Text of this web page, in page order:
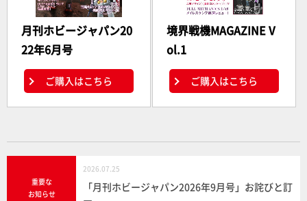
月刊ホビージャパン20
22年6月号
ご購入はこちら
境界戦機MAGAZINE V
ol.1
ご購入はこちら
重要な
お知らせ
2026.07.25
「月刊ホビージャパン2026年9月号」お詫びと訂